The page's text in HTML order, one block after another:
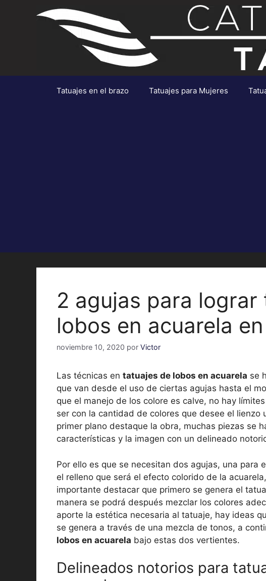
Tatuajes en el brazo Tatuajes para Mujeres
2 agujas para lograr
lobos en acuarela
noviembre 10, 2020 por Victor
Las técnicas en tatuajes de lobos en acuarela se
que van desde el uso de ciertas agujas hasta el
que el manejo de los colore es calve, no hay
ser con la cantidad de colores que desee el
primer plano destaque la obra, muchas piezas se
características y la imagen con un delineado
Por ello es que se necesitan dos agujas, una para
el relleno que será el efecto colorido de la
importante destacar que primero se genera el
manera se podrá después mezclar los colores
aporte la estética necesaria al tatuaje, hay ideas
se genera a través de una mezcla de tonos, a
lobos en acuarela bajo estas dos vertientes.
Delineados notorios para